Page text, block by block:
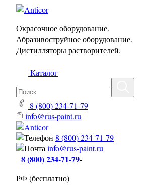
Окрасочное оборудование.
Абразивоструйное оборудование.
Дистилляторы растворителей.
Каталог
8 (800) 234-71-79
info@rus-paint.ru
8 (800) 234-71-79
info@rus-paint.ru
8 (800) 234-71-79-
РФ (бесплатно)